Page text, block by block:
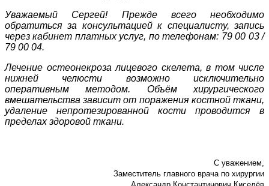
Уважаемый Сергей! Прежде всего необходимо
обратиться за консультацией к специалисту, запись
через кабинет платных услуг, по телефонам: 79 00 03 /
79 00 04.
Лечение остеонекроза лицевого скелета, в том числе
нижней челюсти возможно исключительно
оперативным методом. Объём хирургического
вмешательства зависит от поражения костной ткани,
удаление непротезированной кости проводится в
пределах здоровой ткани.
С уважением,
Заместитель главного врача по хирургии